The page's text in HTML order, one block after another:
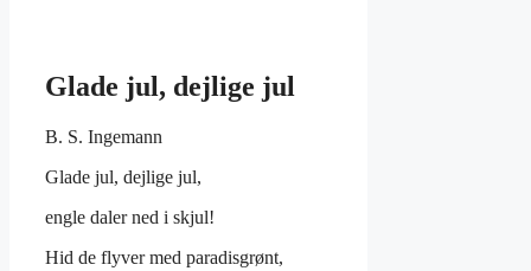
Glade jul, dejlige jul
B. S. Ingemann
Glade jul, dejlige jul,
engle daler ned i skjul!
Hid de flyver med paradisgrønt,